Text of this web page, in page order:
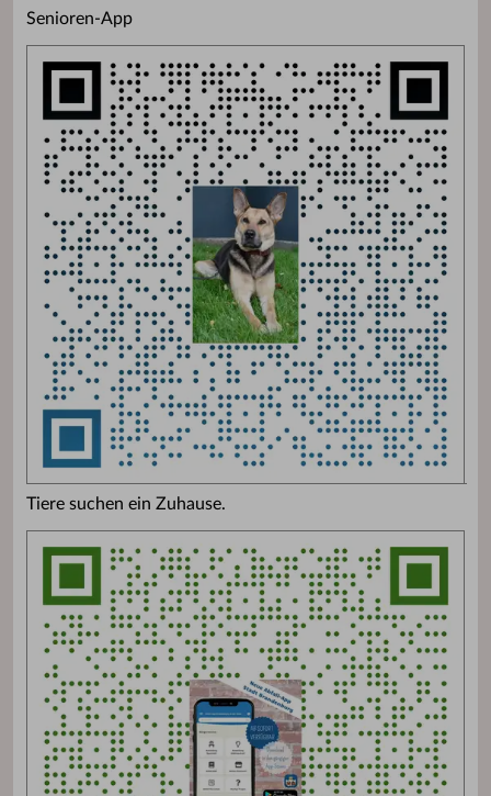
Senioren-App
Tiere suchen ein Zuhause.